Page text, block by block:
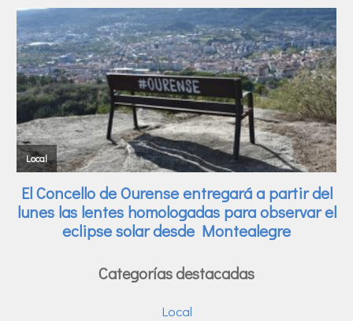
Categorías destacadas
Local